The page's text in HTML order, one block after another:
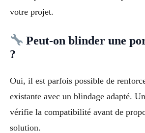
votre projet.
Peut-on blinder une
?
Oui, il est parfois possible de
existante avec un blindage adapté.
vérifie la compatibilité avant de
solution.